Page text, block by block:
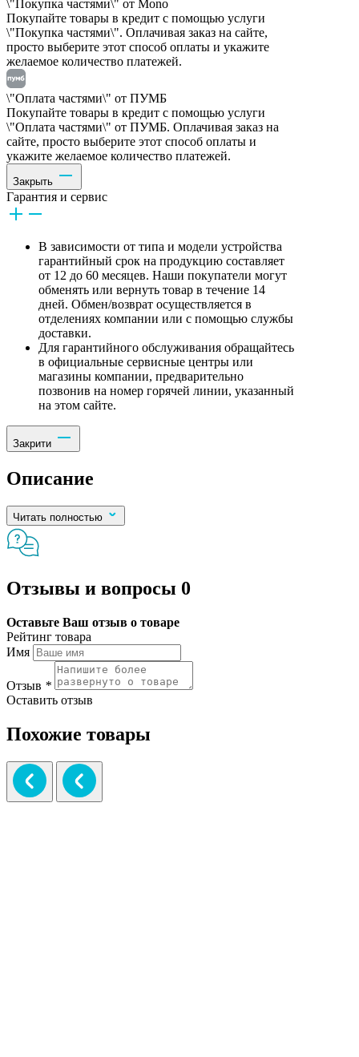
\"Покупка частями\" от Mono
Покупайте товары в кредит с помощью услуги
\"Покупка частями\". Оплачивая заказ на сайте,
просто выберите этот способ оплаты и укажите
желаемое количество платежей.
\"Оплата частями\" от ПУМБ
Покупайте товары в кредит с помощью услуги
\"Оплата частями\" от ПУМБ. Оплачивая заказ на
сайте, просто выберите этот способ оплаты и
укажите желаемое количество платежей.
Закрыть
Гарантия и сервис
В зависимости от типа и модели устройства
гарантийный срок на продукцию составляет
от 12 до 60 месяцев. Наши покупатели могут
обменять или вернуть товар в течение 14
дней. Обмен/возврат осуществляется в
отделениях компании или с помощью службы
доставки.
Для гарантийного обслуживания обращайтесь
в официальные сервисные центры или
магазины компании, предварительно
позвонив на номер горячей линии, указанный
на этом сайте.
Закрити
Описание
Читать полностью
Отзывы и вопросы 0
Оставьте Ваш отзыв о товаре
Рейтинг товара
Имя
Отзыв *
Оставить отзыв
Похожие товары